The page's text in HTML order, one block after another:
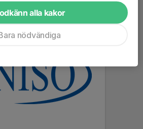
alla kakor
nödvändiga